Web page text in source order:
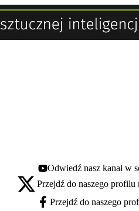
Youtube - otwiera się w nowej
Odwiedź nasz kanał w
X - otwiera się w nowej karcie
Przejdź do naszego
Facebook - otwiera się w nowej
Przejdź do naszego